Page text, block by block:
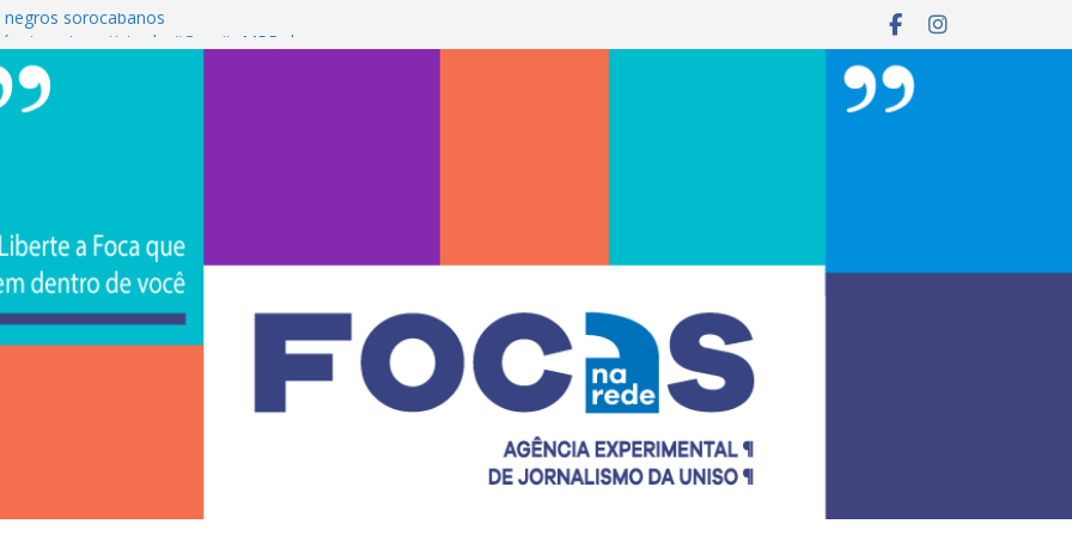
sorocabanos
a terceira artista do #ConviteMPB do
Brasil 2026 promove integração, ciência e
Uniso